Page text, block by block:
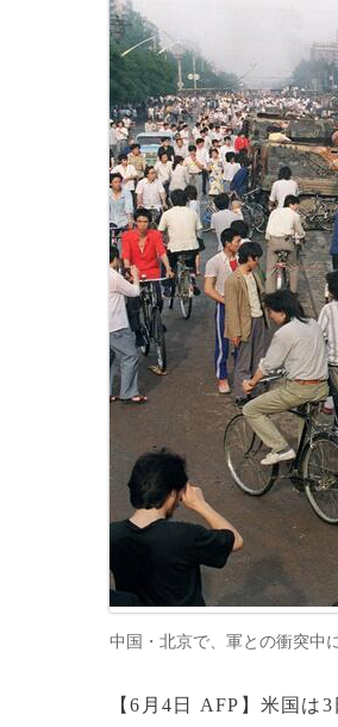
中国・北京で、軍との衝突中
【6月4日 AFP】米国は